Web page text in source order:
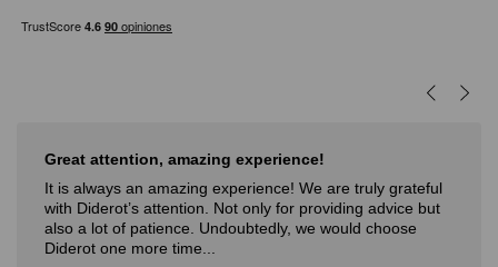
Muy buena experiencia
Muy buena experiencia. Diderot es una excelente y
novedosa forma de poder ver, aprender, comprar arte y
con la posibilidad de probarlo. Me fue muy bien!
Deli,September 12, 2024